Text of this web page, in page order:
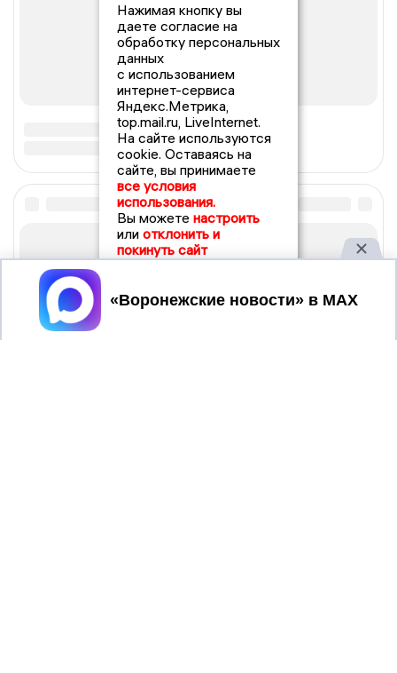
Нажимая кнопку вы
даете согласие на
обработку персональных
данных
с использованием
интернет-сервиса
Яндекс.Метрика,
top.mail.ru, LiveInternet.
На сайте используются
cookie. Оставаясь на
сайте, вы принимаете
все условия
использования.
Вы можете настроить
или отклонить и
покинуть сайт
Принять